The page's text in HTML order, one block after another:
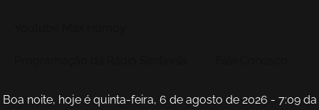
Boa noite, hoje é quinta-feira, 6 de agosto de 2026 - 7:09 da